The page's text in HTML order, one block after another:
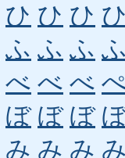
ひ ひ ひ
ふ ふ ふ
べ べ べ
ぼ ぼ ぼ
み み み